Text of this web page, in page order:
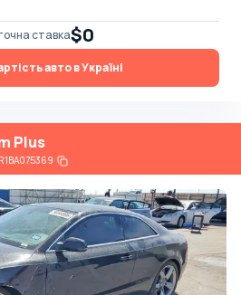
ставка$0
авто в Україні
Plus